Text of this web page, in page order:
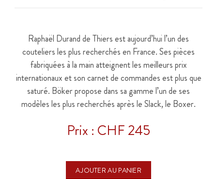
Raphaël Durand de Thiers est aujourd’hui l’un des
couteliers les plus recherchés en France. Ses pièces
fabriquées à la main atteignent les meilleurs prix
internationaux et son carnet de commandes est plus que
saturé. Böker propose dans sa gamme l’un de ses
modèles les plus recherchés après le Slack, le Boxer.
Prix : CHF 245
AJOUTER AU PANIER